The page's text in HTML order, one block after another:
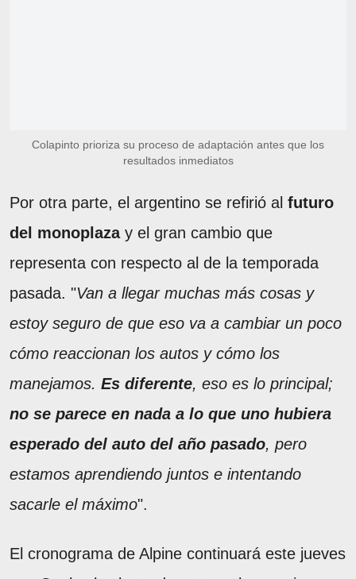
Colapinto prioriza su proceso de adaptación antes que los
resultados inmediatos
Por otra parte, el argentino se refirió al futuro
del monoplazay el gran cambio que
representa con respecto al de la temporada
pasada. "Van a llegar muchas más cosas y
estoy seguro de que eso va a cambiar un poco
cómo reaccionan los autos y cómo los
manejamos. Es diferente, eso es lo principal;
no se parece en nada a lo que uno hubiera
esperado del auto del año pasado, pero
estamos aprendiendo juntos e intentando
sacarle el máximo".
El cronograma de Alpine continuará este jueves